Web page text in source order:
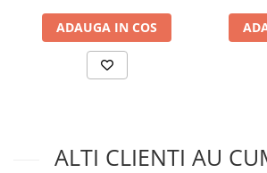
ADAUGA IN COS
ALTI CLIENTI AU